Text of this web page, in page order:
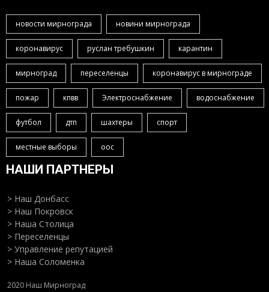
новости мирнограда новини мирнограда
коронавирус руслан требушкин карантин
мирноград переселенцы коронавирус в мирнограде
пожар кпвв Электроснабжение водоснабжение
футбол дтп шахтеры спорт
местные выборы оос
НАШИ ПАРТНЕРЫ
> Наш Донбасс
> Наш Покровск
> Наша Столица
> Переселенцы
> Управление репутацией
> Наша Соломенка
2020 Наш Мирноград